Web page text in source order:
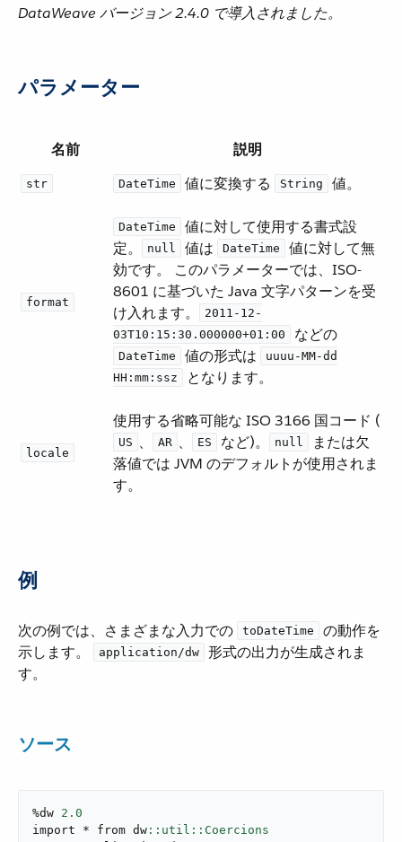
DataWeave バージョン 2.4.0 で導入されました。
パラメーター
名前 説明
str DateTime ​ 値に変換する ​ String ​ 値。
format
DateTime
​ 値に対して使用する書式設
定。 ​
null ​ 値は ​ DateTime
​ 値に対して無
効です。 このパラメーターでは、ISO-
8601 に基づいた Java 文字パターンを受
け入れます。​
2011-12-
03T10:15:30.000000+01:00
​ などの ​
DateTime ​ 値の形式は ​
uuuu-MM-dd
HH:mm:ssz
​ となります。
locale
使用する省略可能な ISO 3166 国コード (​
US ​、​ AR ​、​ ES ​ など)。​ null
​ または欠
落値では JVM のデフォルトが使用されま
す。
例
次の例では、さまざまな入力での ​ toDateTime
​ の動作を
示します。
application/dw
​ 形式の出力が生成されま
す。
ソース
%dw 2.0
import * from dw